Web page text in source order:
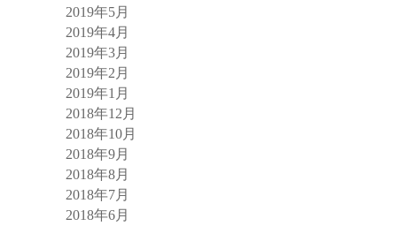
2019年5月
2019年4月
2019年3月
2019年2月
2019年1月
2018年12月
2018年10月
2018年9月
2018年8月
2018年7月
2018年6月